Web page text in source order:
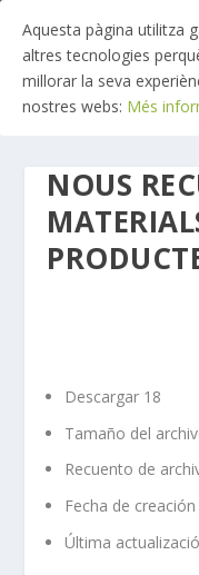
NOUS
Descargar 18
Tamaño del
Recuento de
Fecha de creación
Última
Aquesta pàgina utilitza
altres tecnologies
millorar la seva
nostres webs: Més